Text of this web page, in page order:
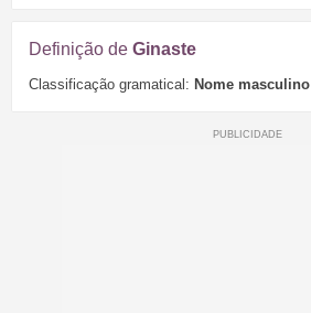
Definição de Ginaste
Classificação gramatical: Nome masculino